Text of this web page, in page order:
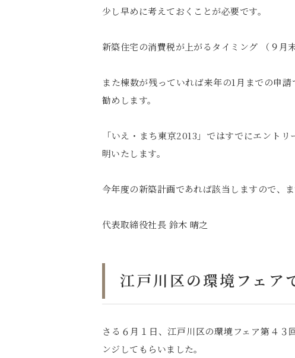
少し早めに考えておくことが必要です。
新築住宅の消費税が上がるタイミング （９月
また棟数が残っていれば来年の1月までの申
勧めします。
「いえ・まち東京2013」ではすでにエント
明いたします。
今年度の新築計画であれば該当しますので、
代表取締役社長 鈴木 晴之
江戸川区の環境フェア
さる６月１日、江戸川区の環境フェア第４
ンジしてもらいました。